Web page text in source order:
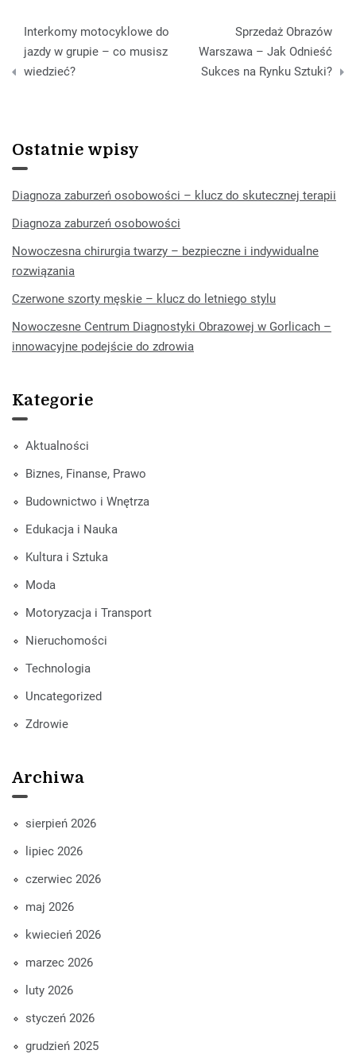
Nawigacja
wpisu
Interkomy motocyklowe do
jazdy w grupie – co musisz
wiedzieć?
Sprzedaż Obrazów
Warszawa – Jak Odnieść
Sukces na Rynku Sztuki?
Ostatnie wpisy
Diagnoza zaburzeń osobowości – klucz do skutecznej terapii
Diagnoza zaburzeń osobowości
Nowoczesna chirurgia twarzy – bezpieczne i indywidualne
rozwiązania
Czerwone szorty męskie – klucz do letniego stylu
Nowoczesne Centrum Diagnostyki Obrazowej w Gorlicach –
innowacyjne podejście do zdrowia
Kategorie
Aktualności
Biznes, Finanse, Prawo
Budownictwo i Wnętrza
Edukacja i Nauka
Kultura i Sztuka
Moda
Motoryzacja i Transport
Nieruchomości
Technologia
Uncategorized
Zdrowie
Archiwa
sierpień 2026
lipiec 2026
czerwiec 2026
maj 2026
kwiecień 2026
marzec 2026
luty 2026
styczeń 2026
grudzień 2025